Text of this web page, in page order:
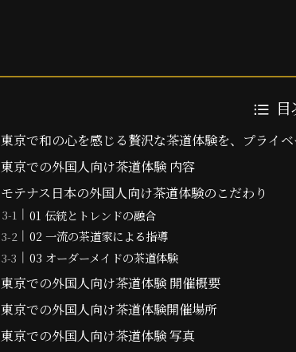
東京で和の心を感じる贅沢な茶道体験を、プライ
東京での外国人向け茶道体験 内容
モテナス日本の外国人向け茶道体験のこだわり
01 伝統とトレンドの融合
02 一流の茶道家による指導
03 オーダーメイドの茶道体験
東京での外国人向け茶道体験 開催概要
東京での外国人向け茶道体験開催場所
東京での外国人向け茶道体験 写真